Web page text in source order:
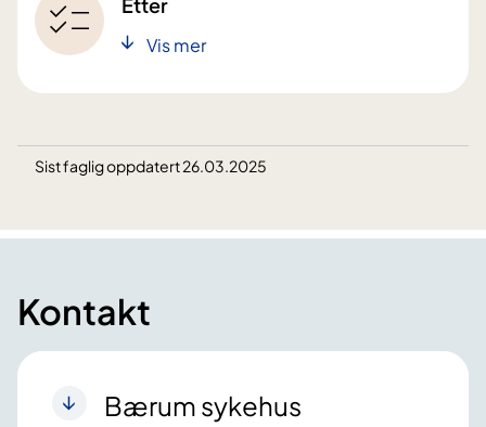
Vis mer
Sist faglig oppdatert 26.03.2025
Kontakt
Bærum sykehus